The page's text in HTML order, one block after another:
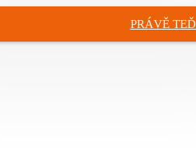
PRÁVĚ